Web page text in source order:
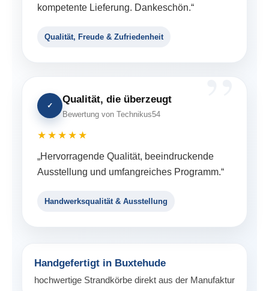
kompetente Lieferung. Dankeschön.“
Qualität, Freude & Zufriedenheit
✓
Qualität, die überzeugt
Bewertung von Technikus54
★★★★★
„Hervorragende Qualität, beeindruckende
Ausstellung und umfangreiches Programm.“
Handwerksqualität & Ausstellung
Handgefertigt in Buxtehude
hochwertige Strandkörbe direkt aus der Manufaktur